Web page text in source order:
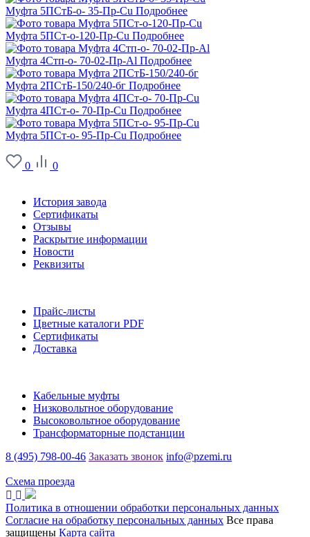
Муфта 5ПСтБ-о- 35-Пр-Cu Подробнее
Муфта 5ПСт-о-120-Пр-Cu Подробнее
Муфта 4Стп-о- 70-02-Пр-Al Подробнее
Муфта 2ПСтБ-150/240-бг Подробнее
Муфта 4ПСт-о- 70-Пр-Cu Подробнее
Муфта 5ПСт-о- 95-Пр-Cu Подробнее
0
0
История завода
Сертификаты
Отзывы
Раскрытие информации
Новости
Реквизиты
Прайс-листы
Цветные каталоги PDF
Сертификаты
Доставка
Кабельные муфты
Низковольтное оборудование
Высоковольтное оборудование
Трансформаторные подстанции
8 (495) 798-00-46 Заказать звонок info@pzemi.ru
Схема проезда
Политика в отношении обработки персональных данных
Согласие на обработку персональных данных Все права
защищены Карта сайта